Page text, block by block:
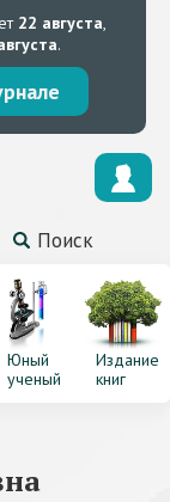
22 августа,
.
Поиск
Юный
ученый
Издание
книг